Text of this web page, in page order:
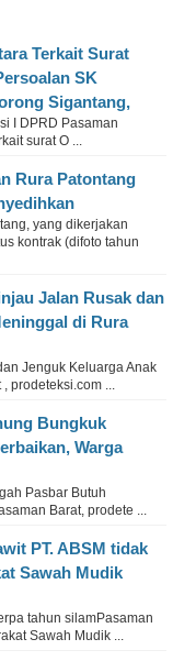
Terkait Surat
SK
Sigantang,
I DPRD Pasaman
surat O ...
Rura Patontang
yang dikerjakan
kontrak (difoto tahun
Jalan Rusak dan
di Rura
Jenguk Keluarga Anak
prodeteksi.com ...
Bungkuk
Warga
Pasbar Butuh
Barat, prodete ...
PT. ABSM tidak
Sawah Mudik
tahun silamPasaman
Sawah Mudik ...